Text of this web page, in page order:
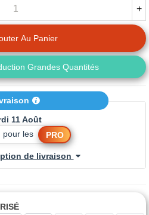
+
Au Panier
Grandes Quantités
11 Août
pour les PRO
de livraison